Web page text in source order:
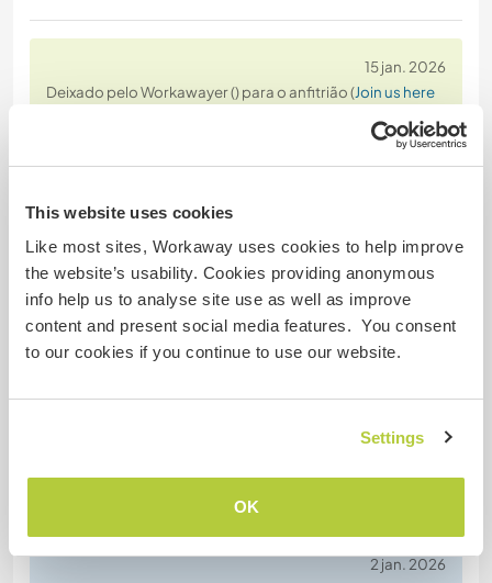
This website uses cookies
Like most sites, Workaway uses cookies to help improve
the website’s usability. Cookies providing anonymous
info help us to analyse site use as well as improve
content and present social media features. You consent
to our cookies if you continue to use our website.
Settings
OK
15 jan. 2026
Deixado pelo Workawayer () para o anfitrião (Join us here
principal que nos asignaron fue quitar la maleza,
del jardín. También realizamos tareas como regar y
alimentar a las ovejas y a los patos.
Disfrutamos muchísimo de la compañía de las
cuatro ovejas —que son… read more
2 jan. 2026